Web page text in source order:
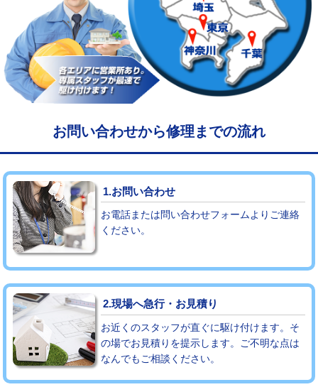
給水管工事※（ライニング鋼管・銅
管・ポリ管・HT管使用/3ｍまで)
44,000円
給水管工事※（ライニング鋼管・銅
管・ポリ管・HT管使用/3ｍ超え)
+8,800円
マス交換（土の掘削・埋め戻し作業） 11,000円~
マス交換（深さ50㎝未満） 55,000円
マス交換（深さ50㎝以上） 66,000円
コンクリート斫り（厚さ10㎝まで）
コンクリート斫り（厚さ10㎝超え） 38,500円
モルタル補修（厚さ10㎝まで）
モルタル補修（厚さ10㎝超え） 38,500円
追加人工 16,500円
廃棄・処分 現場見積
※給水管工事は20mmまでの価格です。
お問い合わせから修理までの流れ
1.お問い合わせ
お電話または問い合わせフォームよりご連絡
ください。
2.現場へ急行・お見積り
お近くのスタッフが直ぐに駆け付けます。そ
の場でお見積りを提示します。ご不明な点は
なんでもご相談ください。